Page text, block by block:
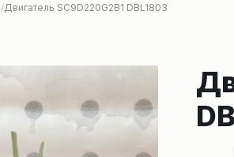
Двигатель SC9D220G2B1 DBL1803